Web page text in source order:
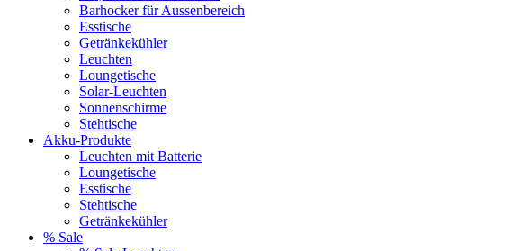
Barhocker für Aussenbereich
Esstische
Getränkekühler
Leuchten
Loungetische
Solar-Leuchten
Sonnenschirme
Stehtische
Akku-Produkte
Leuchten mit Batterie
Loungetische
Esstische
Stehtische
Getränkekühler
% Sale